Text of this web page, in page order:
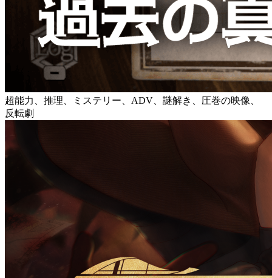
超能力、推理、ミステリー、ADV、謎解き、圧巻の映像、
反転劇